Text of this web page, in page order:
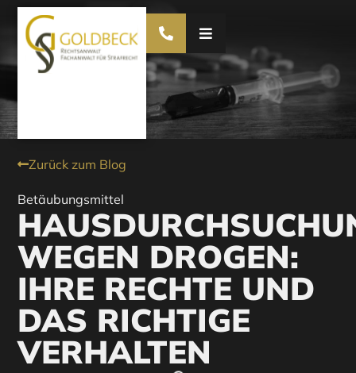
Zurück zum Blog
Betäubungsmittel
WEGEN DROGEN:
IHRE RECHTE UND
DAS RICHTIGE
VERHALTEN